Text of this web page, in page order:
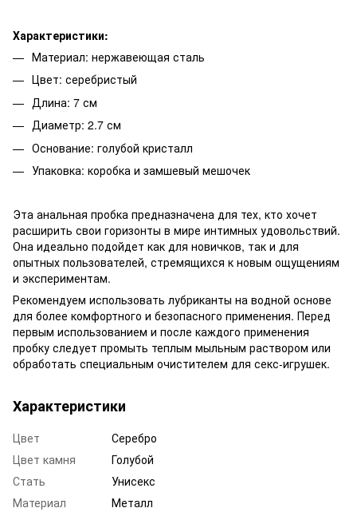
Характеристики:
Материал: нержавеющая сталь
Цвет: серебристый
Длина: 7 см
Диаметр: 2.7 см
Основание: голубой кристалл
Упаковка: коробка и замшевый мешочек
Эта анальная пробка предназначена для тех, кто хочет
расширить свои горизонты в мире интимных удовольствий.
Она идеально подойдет как для новичков, так и для
опытных пользователей, стремящихся к новым ощущениям
и экспериментам.
Рекомендуем использовать лубриканты на водной основе
для более комфортного и безопасного применения. Перед
первым использованием и после каждого применения
пробку следует промыть теплым мыльным раствором или
обработать специальным очистителем для секс-игрушек.
Характеристики
Цвет
Серебро
Цвет камня
Голубой
Стать
Унисекс
Материал
Металл